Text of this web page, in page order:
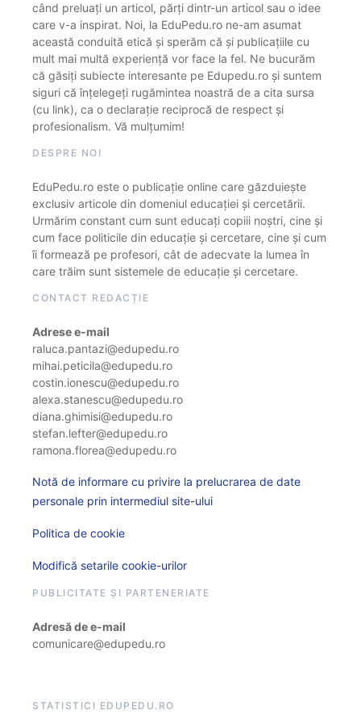
când preluați un articol, părți dintr-un articol sau o idee
care v-a inspirat. Noi, la EduPedu.ro ne-am asumat
această conduită etică și sperăm că și publicațiile cu
mult mai multă experiență vor face la fel. Ne bucurăm
că găsiți subiecte interesante pe Edupedu.ro și suntem
siguri că înțelegeți rugămintea noastră de a cita sursa
(cu link), ca o declarație reciprocă de respect și
profesionalism. Vă mulțumim!
DESPRE NOI
EduPedu.ro este o publicație online care găzduiește
exclusiv articole din domeniul educației și cercetării.
Urmărim constant cum sunt educați copiii noștri, cine și
cum face politicile din educație și cercetare, cine și cum
îi formează pe profesori, cât de adecvate la lumea în
care trăim sunt sistemele de educație și cercetare.
CONTACT REDACȚIE
Adrese e-mail
raluca.pantazi@edupedu.ro
mihai.peticila@edupedu.ro
costin.ionescu@edupedu.ro
alexa.stanescu@edupedu.ro
diana.ghimisi@edupedu.ro
stefan.lefter@edupedu.ro
ramona.florea@edupedu.ro
Notă de informare cu privire la prelucrarea de date
personale prin intermediul site-ului
Politica de cookie
Modifică setarile cookie-urilor
PUBLICITATE ȘI PARTENERIATE
Adresă de e-mail
comunicare@edupedu.ro
STATISTICI EDUPEDU.RO